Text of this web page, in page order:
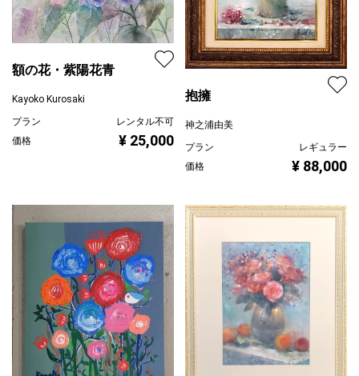
額の花・紫陽花青
Kayoko Kurosaki
プラン
レンタル不可
価格
¥ 25,000
抱擁
神之浦由美
プラン
レギュラー
価格
¥ 88,000